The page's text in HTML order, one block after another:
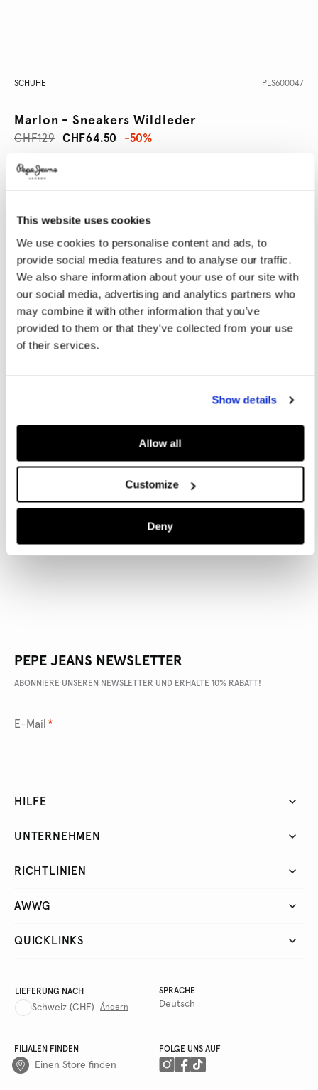
This website uses cookies
We use cookies to personalise content and ads, to
provide social media features and to analyse our traffic.
We also share information about your use of our site with
our social media, advertising and analytics partners who
may combine it with other information that you’ve
provided to them or that they’ve collected from your use
of their services.
Show details
Allow all
Customize
Deny
SCHUHE PLS600047
Marlon - Sneakers Wildleder
CHF64.50
CHF129 -50%
GRÖßE AUSWÄHLEN:
36
41 42
Größentabelle
ARTIKEL DETAILS
LIEFERUNG UND RÜCKGABE
PEPE JEANS NEWSLETTER
ABONNIERE UNSEREN NEWSLETTER UND ERHALTE 10% RABATT!
E-Mail *
HILFE
UNTERNEHMEN
RICHTLINIEN
AWWG
QUICKLINKS
LIEFERUNG NACH
Schweiz (CHF) Ändern
SPRACHE
Deutsch
FILIALEN FINDEN
Einen Store finden
FOLGE UNS AUF